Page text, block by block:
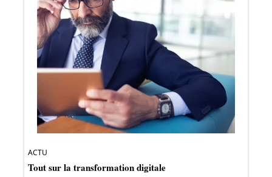
ACTU
Tout sur la transformation digitale